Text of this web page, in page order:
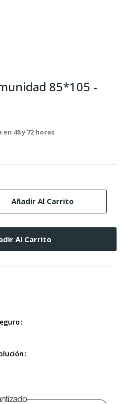
85*105 -
en 48 y 72 horas
Añadir Al Carrito
Al Carrito